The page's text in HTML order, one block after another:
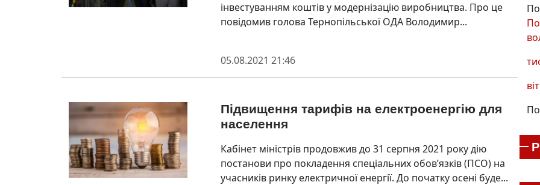
інвестуванням коштів у модернізацію виробництва. Про це
повідомив голова Тернопільської ОДА Володимир...
05.08.2021 21:46
Підвищення тарифів на електроенергію для
населення
Кабінет міністрів продовжив до 31 серпня 2021 року дію
постанови про покладення спеціальних обов’язків (ПСО) на
учасників ринку електричної енергії. До початку осені буде...